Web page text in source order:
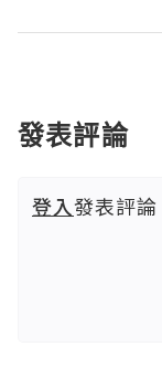
發表評論
登入發表評論